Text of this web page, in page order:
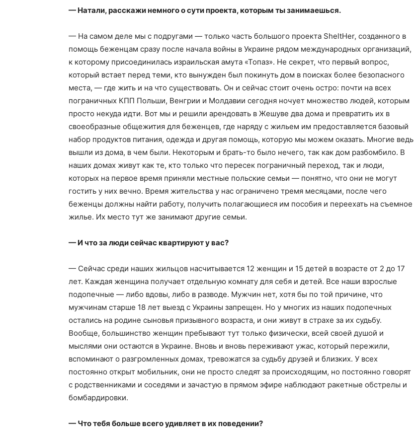
— Натали, расскажи немного о сути проекта, которым ты занимаешься.
— На самом деле мы с подругами — только часть большого проекта SheltHer, созданного в
помощь беженцам сразу после начала войны в Украине рядом международных организаций,
к которому присоединилась израильская амута «Топаз». Не секрет, что первый вопрос,
который встает перед теми, кто вынужден был покинуть дом в поисках более безопасного
места, — где жить и на что существовать. Он и сейчас стоит очень остро: почти на всех
пограничных КПП Польши, Венгрии и Молдавии сегодня ночует множество людей, которым
просто некуда идти. Вот мы и решили арендовать в Жешуве два дома и превратить их в
своеобразные общежития для беженцев, где наряду с жильем им предоставляется базовый
набор продуктов питания, одежда и другая помощь, которую мы можем оказать. Многие ведь
вышли из дома, в чем были. Некоторым и брать-то было нечего, так как дом разбомбило. В
наших домах живут как те, кто только что пересек пограничный переход, так и люди,
которых на первое время приняли местные польские семьи — понятно, что они не могут
гостить у них вечно. Время жительства у нас ограничено тремя месяцами, после чего
беженцы должны найти работу, получить полагающиеся им пособия и переехать на съемное
жилье. Их место тут же занимают другие семьи.
— И что за люди сейчас квартируют у вас?
— Сейчас среди наших жильцов насчитывается 12 женщин и 15 детей в возрасте от 2 до 17
лет. Каждая женщина получает отдельную комнату для себя и детей. Все наши взрослые
подопечные — либо вдовы, либо в разводе. Мужчин нет, хотя бы по той причине, что
мужчинам старше 18 лет выезд с Украины запрещен. Но у многих из наших подопечных
остались на родине сыновья призывного возраста, и они живут в страхе за их судьбу.
Вообще, большинство женщин пребывают тут только физически, всей своей душой и
мыслями они остаются в Украине. Вновь и вновь переживают ужас, который пережили,
вспоминают о разгромленных домах, тревожатся за судьбу друзей и близких. У всех
постоянно открыт мобильник, они не просто следят за происходящим, но постоянно говорят
с родственниками и соседями и зачастую в прямом эфире наблюдают ракетные обстрелы и
бомбардировки.
— Что тебя больше всего удивляет в их поведении?